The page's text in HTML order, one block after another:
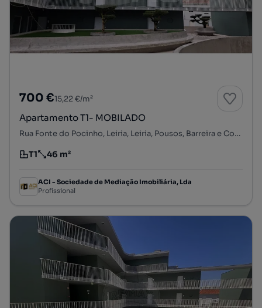
700 €15,22 €/m²
Apartamento T1- MOBILADO
Rua Fonte do Pocinho, Leiria, Leiria, Pousos, Barreira e Cortes, Leiria, Leiria
Tipologia
T1
Preço por metro quadrado
46 m²
ACI - Sociedade de Mediação Imobiliária, Lda
Profissional